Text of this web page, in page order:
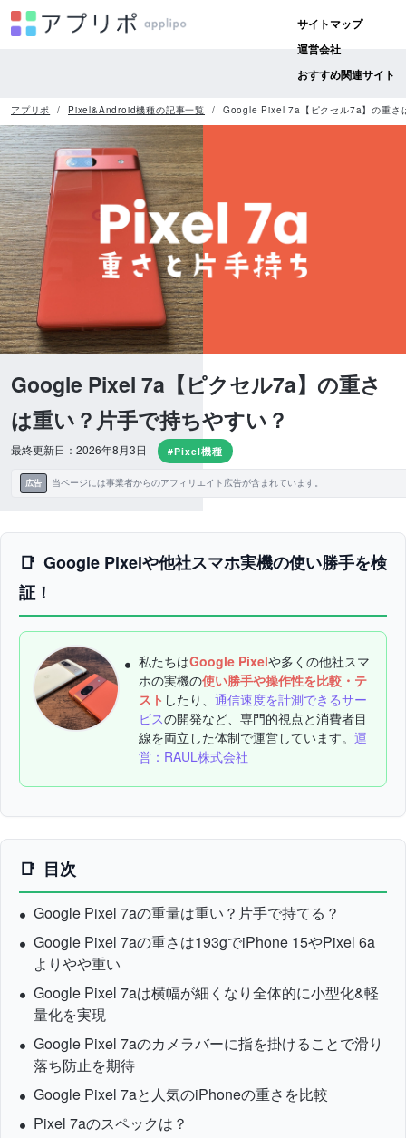
サイトマップ
運営会社
おすすめ関連サイト
アプリポ Pixel&Android機種の記事一覧 Google Pixel 7a【ピクセル7a】の重さ
Google Pixel 7a【ピクセル7a】の重さ
は重い？片手で持ちやすい？
最終更新日：2026年8月3日 #Pixel機種
広告 当ページには事業者からのアフィリエイト広告が含まれています。
Google Pixelや他社スマホ実機の使い勝手を検
証！
私たちはGoogle Pixelや多くの他社スマ
ホの実機の使い勝手や操作性を比較・テ
スト したり、 通信速度を計測できるサー
ビスの開発など、専門的視点と消費者目
線を両立した体制で運営しています。 運
営：RAUL株式会社
目次
Google Pixel 7aの重量は重い？片手で持てる？
Google Pixel 7aの重さは193gでiPhone 15やPixel 6a
よりやや重い
Google Pixel 7aは横幅が細くなり全体的に小型化&軽
量化を実現
Google Pixel 7aのカメラバーに指を掛けることで滑り
落ち防止を期待
Google Pixel 7aと人気のiPhoneの重さを比較
Pixel 7aのスペックは？